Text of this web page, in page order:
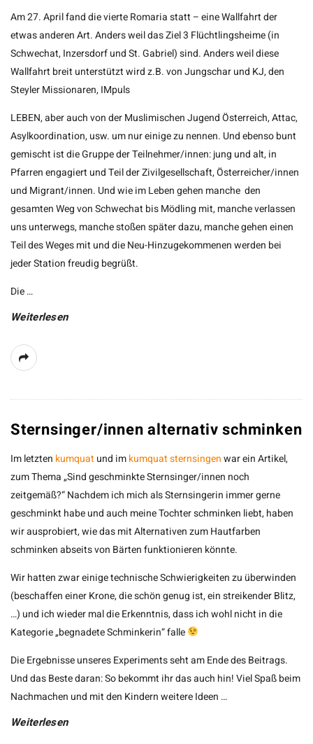
Am 27. April fand die vierte Romaria statt – eine Wallfahrt der
etwas anderen Art. Anders weil das Ziel 3 Flüchtlingsheime (in
Schwechat, Inzersdorf und St. Gabriel) sind. Anders weil diese
Wallfahrt breit unterstützt wird z.B. von Jungschar und KJ, den
Steyler Missionaren, IMpuls
LEBEN, aber auch von der Muslimischen Jugend Österreich, Attac,
Asylkoordination, usw. um nur einige zu nennen. Und ebenso bunt
gemischt ist die Gruppe der Teilnehmer/innen: jung und alt, in
Pfarren engagiert und Teil der Zivilgesellschaft, Österreicher/innen
und Migrant/innen. Und wie im Leben gehen manche den
gesamten Weg von Schwechat bis Mödling mit, manche verlassen
uns unterwegs, manche stoßen später dazu, manche gehen einen
Teil des Weges mit und die Neu-Hinzugekommenen werden bei
jeder Station freudig begrüßt.
Die…
Weiterlesen
Sternsinger/innen alternativ schminken
Im letzten kumquat und imkumquat sternsingenwar ein Artikel,
zum Thema „Sind geschminkte Sternsinger/innen noch
zeitgemäß?“ Nachdem ich mich als Sternsingerin immer gerne
geschminkt habe und auch meine Tochter schminken liebt, haben
wir ausprobiert, wie das mit Alternativen zum Hautfarben
schminken abseits von Bärten funktionieren könnte.
Wir hatten zwar einige technische Schwierigkeiten zu überwinden
(beschaffen einer Krone, die schön genug ist, ein streikender Blitz,
…) und ich wieder mal die Erkenntnis, dass ich wohl nicht in die
Kategorie „begnadete Schminkerin“ falle
Die Ergebnisse unseres Experiments seht am Ende des Beitrags.
Und das Beste daran: So bekommt ihr das auch hin! Viel Spaß beim
Nachmachen und mit den Kindern weitere Ideen …
Weiterlesen